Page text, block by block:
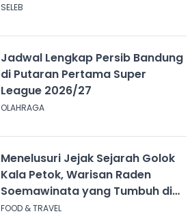
SELEB
Jadwal Lengkap Persib Bandung
di Putaran Pertama Super
League 2026/27
OLAHRAGA
Menelusuri Jejak Sejarah Golok
Kala Petok, Warisan Raden
Soemawinata yang Tumbuh di
Sukabumi
FOOD & TRAVEL